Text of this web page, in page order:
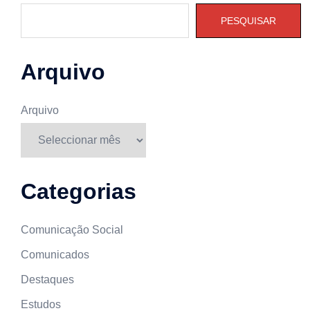
PESQUISAR
Arquivo
Arquivo
Categorias
Comunicação Social
Comunicados
Destaques
Estudos